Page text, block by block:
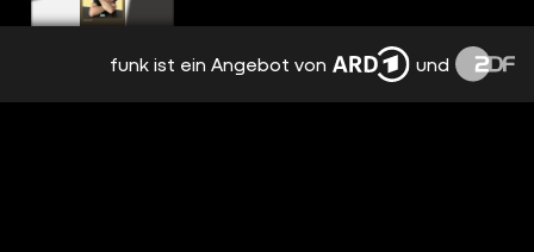
INSTAGRAM STORY VOM 17.07.2026
funk ist ein Angebot von und